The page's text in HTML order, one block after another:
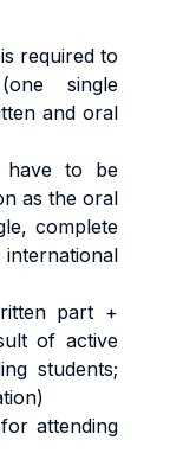
required to
single
and oral
have to be
as the oral
complete
part +
of active
students;
attending